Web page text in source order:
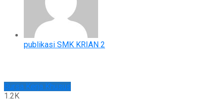
publikasi SMK KRIAN 2
Bursa Kerja Khusus
1.2K